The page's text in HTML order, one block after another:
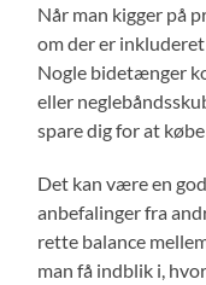
Når man kigger på
om der er
Nogle bidetænger
eller
spare dig for at
Det kan være en
anbefalinger fra
rette balance
man få indblik i,